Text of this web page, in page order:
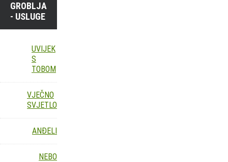
GROBLJA
- USLUGE
UVIJEK
S
TOBOM
VJEČNO
SVJETLO
ANĐELI
NEBO